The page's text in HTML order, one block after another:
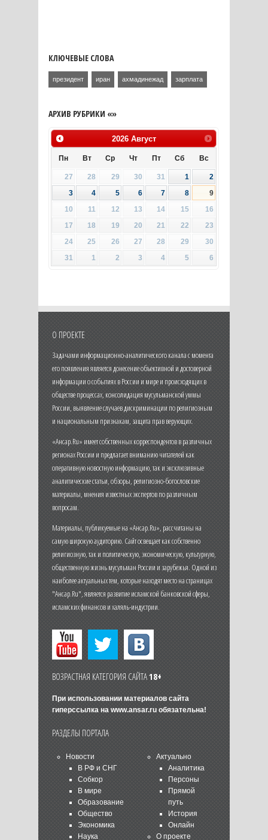
КЛЮЧЕВЫЕ СЛОВА
президент иран ахмадинежад зарплата
АРХИВ РУБРИКИ «»
2026 Август
Пн Вт Ср Чт Пт Сб Вс
27 28 29 30 31 1
2
3
4 5 6 7 8
9
10
11 12 13 14 15
16
17
18 19 20 21 22
23
24
25 26 27 28 29
30
31
1 2 3 4 5 6
О ПРОЕКТЕ
Задачами информационно-аналитического канала с момента
его появления является донесение объективной и достоверной
информации о событиях в России и мире и происходящих в
обществе процессах, консолидация мусульманской уммы
России, выявление случаев дискриминации по религиозным
и национальным признакам, защита прав верующих.
«Ансар.Ru» имеет собственных корреспондентов в различных
регионах России и предлагает вниманию читателей как
оперативную новостную информацию, так и эксклюзивные
аналитические статьи, обзоры, религиозно-богословские
материалы, мнения известных экспертов по различным
вопросам.
Материалы, публикуемые на «Ансар.Ru», рассчитаны на
самую широкую аудиторию. Сайт освещает как собственно
религиозную, так и политическую, экономическую, культурную,
общественную жизнь мусульман России и зарубежья. Одной из
наиболее актуальных тем, которые находят место на страницах
"Ансар.Ru", является развитие исламской банковской сферы,
исламских финансов и халяль-индустрии.
ВОЗРАСТНАЯ КАТЕГОРИЯ САЙТА18+
При использовании материалов сайта
гиперссылка на www.ansar.ruобязательна!
РАЗДЕЛЫ ПОРТАЛА
Новости
В РФ и СНГ
Собкор
В мире
Образование
Общество
Экономика
Наука
Актуально
Аналитика
Персоны
Прямой
путь
История
Онлайн
О проекте